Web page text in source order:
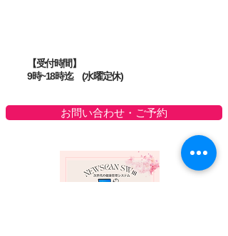
【受付時間】
9時~18時迄 (水曜定休)
お問い合わせ・ご予約